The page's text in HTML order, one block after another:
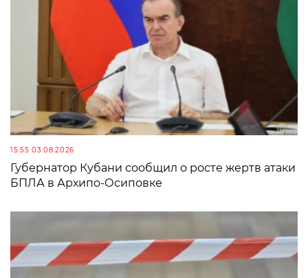
15:55 03.08.2026
Губернатор Кубани сообщил о росте жертв атаки
БПЛА в Архипо-Осиповке